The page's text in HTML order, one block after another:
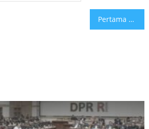
Pertama Kalinya, Presiden Jokowi Pimpin Upacara Peringatan Detik-Detik Proklamasi di Istana Negara IKN